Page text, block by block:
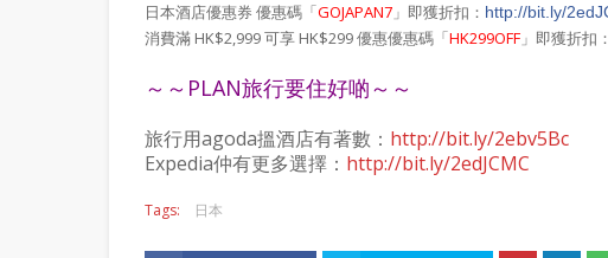
日本酒店優惠券 優惠碼「GOJAPAN7 」即獲折扣： http://bit.ly/
消費滿 HK$2,999 可享 HK$299 優惠優惠碼「HK299OFF 」即獲折扣：
～～PLAN旅行要住好啲～～
旅行用agoda搵酒店有著數： http://bit.ly/2ebv5Bc
Expedia仲有更多選擇： http://bit.ly/2edJCMC
Tags: 日本